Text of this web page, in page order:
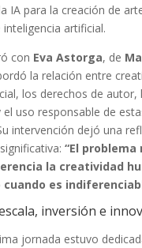
IA para la creación de
artificial.
con Eva Astorga, de
la relación entre
los derechos de autor,
uso responsable de
intervención dejó una
“El problema
la creatividad
es
inversión e
jornada estuvo